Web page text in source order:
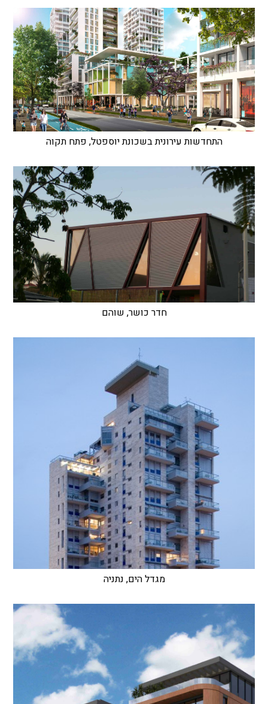
התחדשות עירונית בשכונת יוספטל, פתח תקוה
חדר כושר, שוהם
מגדל הים, נתניה